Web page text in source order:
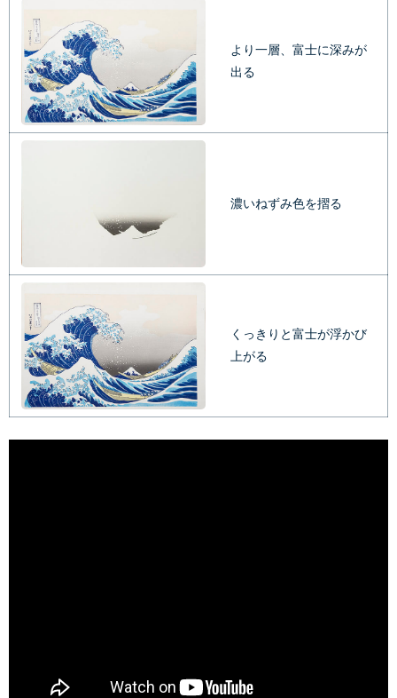
より一層、富士に深みが
出る
濃いねずみ色を摺る
くっきりと富士が浮かび
上がる